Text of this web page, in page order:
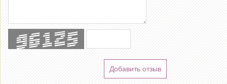
Добавить отзыв